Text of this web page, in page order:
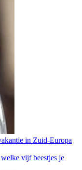
in Zuid-Europa
vijf beestjes je